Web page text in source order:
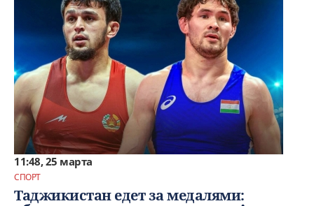
11:48, 25 марта
СПОРТ
Таджикистан едет за медалями: